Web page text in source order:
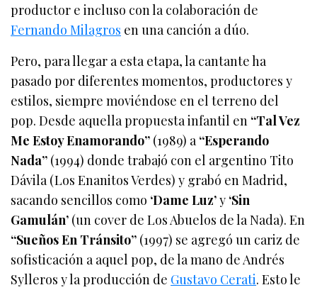
productor e incluso con la colaboración de
Fernando Milagros en una canción a dúo.
Pero, para llegar a esta etapa, la cantante ha
pasado por diferentes momentos, productores y
estilos, siempre moviéndose en el terreno del
pop. Desde aquella propuesta infantil en “Tal Vez
Me Estoy Enamorando” (1989) a“Esperando
Nada” (1994) donde trabajó con el argentino Tito
Dávila (Los Enanitos Verdes) y grabó en Madrid,
sacando sencillos como ‘Dame Luz’y ‘Sin
Gamulán’ (un cover de Los Abuelos de la Nada). En
“Sueños En Tránsito” (1997) se agregó un cariz de
sofisticación a aquel pop, de la mano de Andrés
Sylleros y la producción de Gustavo Cerati. Esto le